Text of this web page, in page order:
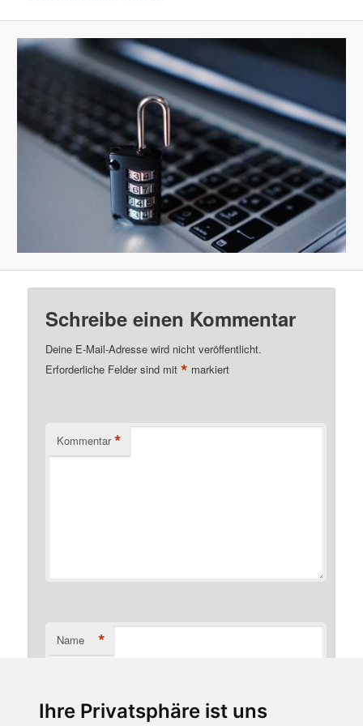
Ihre Privatsphäre ist uns
Schreibe einen Kommentar
Deine E-Mail-Adresse wird nicht veröffentlicht.
Erforderliche Felder sind mit* markiert
Kommentar *
Name *
E-Mail-Adresse *